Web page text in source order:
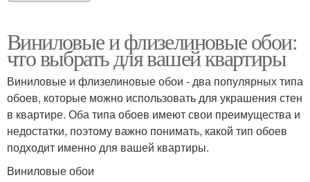
Виниловые и флизелиновые обои:
что выбрать для вашей квартиры
Виниловые и флизелиновые обои - два популярных типа
обоев, которые можно использовать для украшения стен
в квартире. Оба типа обоев имеют свои преимущества и
недостатки, поэтому важно понимать, какой тип обоев
подходит именно для вашей квартиры.
Виниловые обои